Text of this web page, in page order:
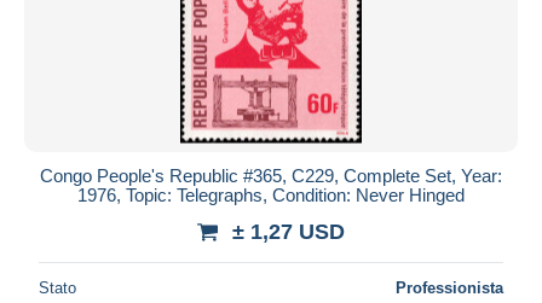
Congo People's Republic #365, C229, Complete Set, Year:
1976, Topic: Telegraphs, Condition: Never Hinged
± 1,27 USD
Stato Professionista